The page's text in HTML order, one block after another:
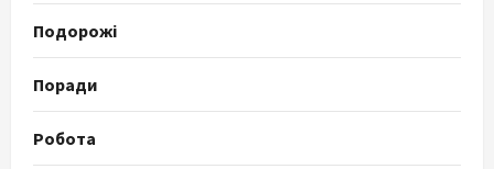
Подорожі
Поради
Робота